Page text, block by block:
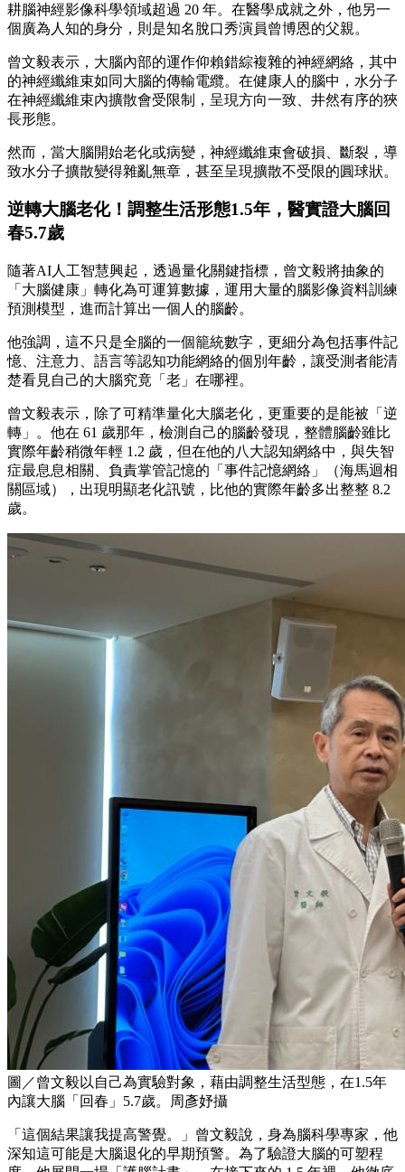
耕腦神經影像科學領域超過 20 年。在醫學成就之外，他另一
個廣為人知的身分，則是知名脫口秀演員曾博恩的父親。
曾文毅表示，大腦內部的運作仰賴錯綜複雜的神經網絡，其中
的神經纖維束如同大腦的傳輸電纜。在健康人的腦中，水分子
在神經纖維束內擴散會受限制，呈現方向一致、井然有序的狹
長形態。
然而，當大腦開始老化或病變，神經纖維束會破損、斷裂，導
致水分子擴散變得雜亂無章，甚至呈現擴散不受限的圓球狀。
逆轉大腦老化！調整生活形態1.5年，醫實證大腦回
春5.7歲
隨著AI人工智慧興起，透過量化關鍵指標，曾文毅將抽象的
「大腦健康」轉化為可運算數據，運用大量的腦影像資料訓練
預測模型，進而計算出一個人的腦齡。
他強調，這不只是全腦的一個籠統數字，更細分為包括事件記
憶、注意力、語言等認知功能網絡的個別年齡，讓受測者能清
楚看見自己的大腦究竟「老」在哪裡。
曾文毅表示，除了可精準量化大腦老化，更重要的是能被「逆
轉」。他在 61 歲那年，檢測自己的腦齡發現，整體腦齡雖比
實際年齡稍微年輕 1.2 歲，但在他的八大認知網絡中，與失智
症最息息相關、負責掌管記憶的「事件記憶網絡」（海馬迴相
關區域），出現明顯老化訊號，比他的實際年齡多出整整 8.2
歲。
圖／曾文毅以自己為實驗對象，藉由調整生活型態，在1.5年
內讓大腦「回春」5.7歲。周彥妤攝
「這個結果讓我提高警覺。」曾文毅說，身為腦科學專家，他
深知這可能是大腦退化的早期預警。為了驗證大腦的可塑程